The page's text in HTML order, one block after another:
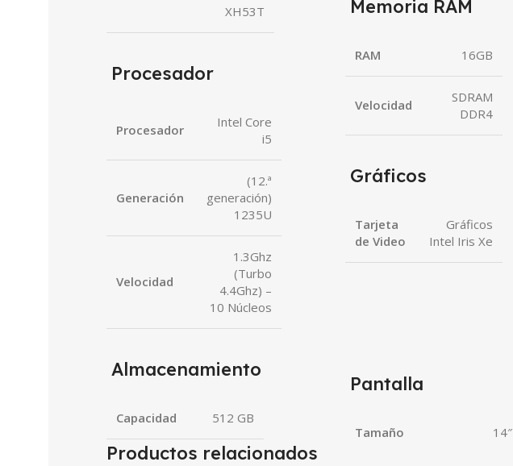
XH53T
Procesador
Procesador
Intel Core
i5
Generación
(12.ª
generación)
1235U
Velocidad
1.3Ghz
(Turbo
4.4Ghz) –
10 Núcleos
Almacenamiento
Capacidad 512 GB
Memoria RAM
RAM 16GB
Velocidad
SDRAM
DDR4
Gráficos
Tarjeta
de Video
Gráficos
Intel Iris Xe
Pantalla
Tamaño 14″
Productos relacionados